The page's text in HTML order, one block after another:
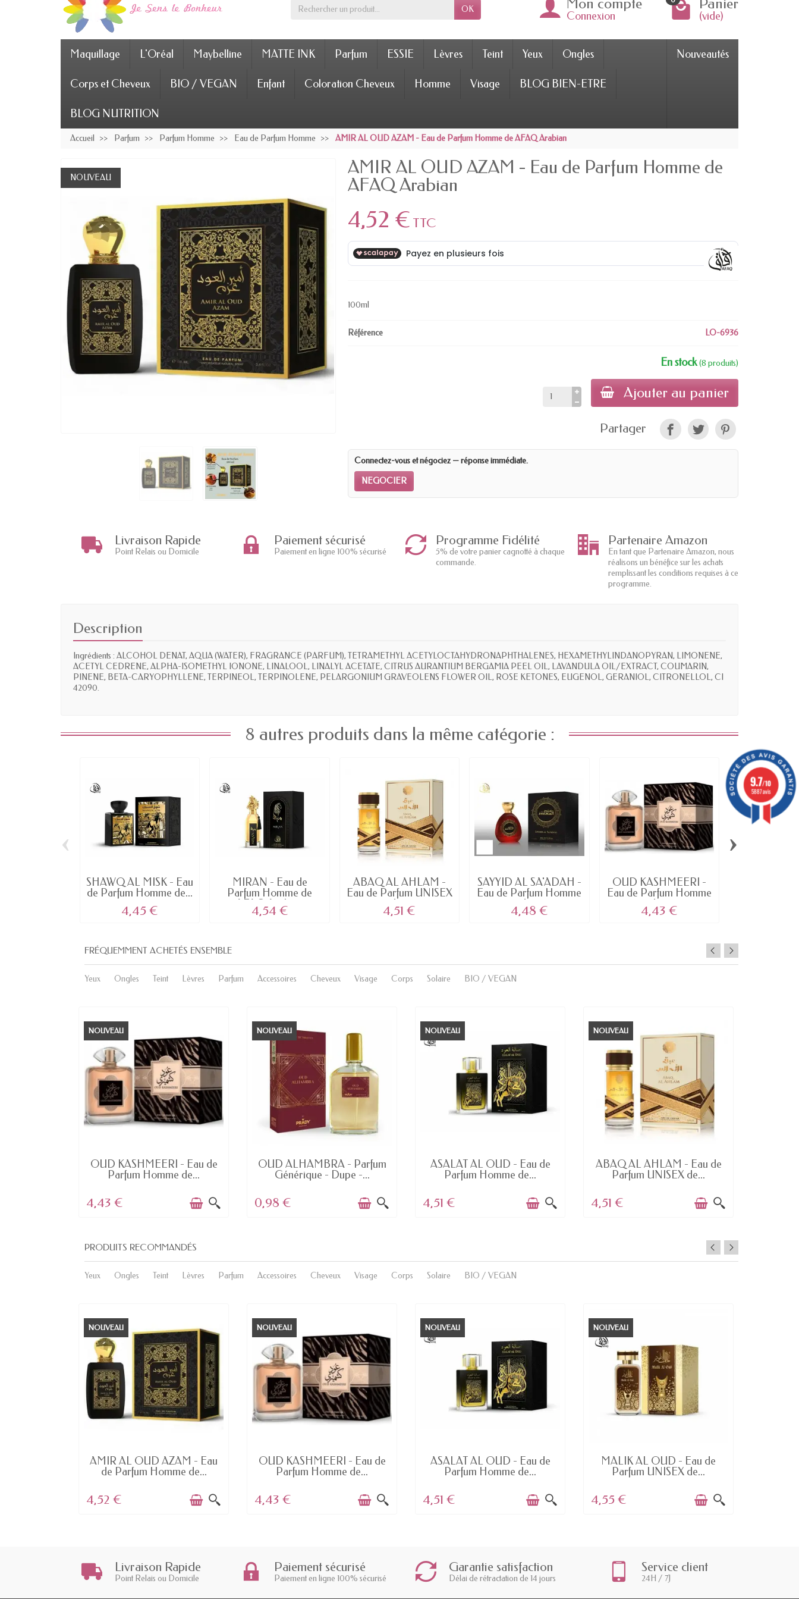
OK
Connexion (vide)
Maquillage L'Oréal Maybelline MATTE INK Parfum ESSIE Lèvres Teint Yeux Ongles
Corps et Cheveux BIO / VEGAN Enfant Coloration Cheveux Homme Visage BLOG BIEN-ETRE
BLOG NUTRITION
Nouveautés
Accueil Parfum Parfum Homme Eau de Parfum Homme AMIR AL OUD AZAM - Eau de Parfum Homme de AFAQ Arabian
NOUVEAU
AMIR AL OUD AZAM - Eau de Parfum Homme de
AFAQ Arabian
4,52 € TTC
100ml
Référence LO-6936
En stock(8 produits)
Ajouter au panier
Partager
Connectez-vous et négociez — réponse immédiate.
NEGOCIER
Livraison Rapide
Point Relais ou Domicile
Paiement sécurisé
Paiement en ligne 100% sécurisé
Programme Fidélité
5% de votre panier cagnotté à chaque
commande.
Partenaire Amazon
En tant que Partenaire Amazon, nous
réalisons un bénéfice sur les achats
remplissant les conditions requises à ce
programme.
Description
Ingrédients : ALCOHOL DENAT, AQUA (WATER), FRAGRANCE (PARFUM), TETRAMETHYL ACETYLOCTAHYDRONAPHTHALENES, HEXAMETHYLINDANOPYRAN, LIMONENE,
ACETYL CEDRENE, ALPHA-ISOMETHYL IONONE, LINALOOL, LINALYL ACETATE, CITRUS AURANTIUM BERGAMIA PEEL OIL, LAVANDULA OIL/EXTRACT, COUMARIN,
PINENE, BETA-CARYOPHYLLENE, TERPINEOL, TERPINOLENE, PELARGONIUM GRAVEOLENS FLOWER OIL, ROSE KETONES, EUGENOL, GERANIOL, CITRONELLOL, CI
42090.
8 autres produits dans la même catégorie :
SHAWQ AL MISK - Eau
de Parfum Homme de...
4,45 €
MIRAN - Eau de
Parfum Homme de
AFAQ Arabian
4,54 €
ABAQ AL AHLAM -
Eau de Parfum UNISEX
de...
4,51 €
SAYYID AL SA'ADAH -
Eau de Parfum Homme
de...
4,48 €
OUD KASHMEERI -
Eau de Parfum Homme
de...
4,43 €
‹ ›
FRÉQUEMMENT ACHETÉS ENSEMBLE
Yeux Ongles Teint Lèvres Parfum Accessoires Cheveux Visage Corps Solaire BIO / VEGAN
NOUVEAU
DERNIERS ARTICLES EN STOCK
OUD KASHMEERI - Eau de
Parfum Homme de...
4,43 €
NOUVEAU
EN STOCK
OUD ALHAMBRA - Parfum
Générique - Dupe -...
0,98 €
NOUVEAU
EN STOCK
ASALAT AL OUD - Eau de
Parfum Homme de...
4,51 €
NOUVEAU
DERNIERS ARTICLES EN STOCK
ABAQ AL AHLAM - Eau de
Parfum UNISEX de...
4,51 €
PRODUITS RECOMMANDÉS
Yeux Ongles Teint Lèvres Parfum Accessoires Cheveux Visage Corps Solaire BIO / VEGAN
NOUVEAU
EN STOCK
AMIR AL OUD AZAM - Eau
de Parfum Homme de...
4,52 €
NOUVEAU
DERNIERS ARTICLES EN STOCK
OUD KASHMEERI - Eau de
Parfum Homme de...
4,43 €
NOUVEAU
EN STOCK
ASALAT AL OUD - Eau de
Parfum Homme de...
4,51 €
NOUVEAU
EN STOCK
MALIK AL OUD - Eau de
Parfum UNISEX de...
4,55 €
Livraison Rapide
Point Relais ou Domicile
Paiement sécurisé
Paiement en ligne 100% sécurisé
Garantie satisfaction
Délai de rétractation de 14 jours
Service client
24H / 7J
9.7/10
5887 avis